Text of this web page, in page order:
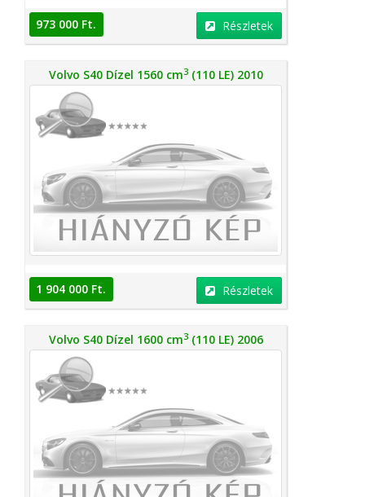
973 000 Ft. Részletek
Volvo S40 Dízel 1560 cm3(110 LE) 2010
1 904 000 Ft. Részletek
Volvo S40 Dízel 1600 cm3(110 LE) 2006